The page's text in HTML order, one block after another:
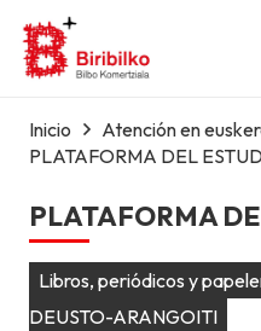
Inicio
Atención en
PLATAFORMA DEL
PLATAFORMA
Libros, periódicos y
DEUSTO-ARANGOITI